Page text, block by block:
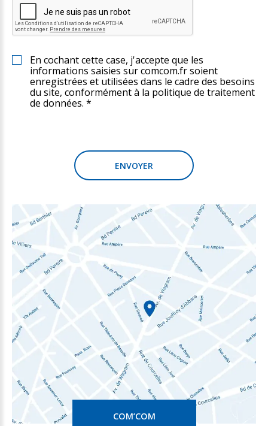
En cochant cette case, j'accepte que les
informations saisies sur comcom.fr soient
enregistrées et utilisées dans le cadre des besoins
du site, conformément à la politique de traitement
de données. *
COM’COM